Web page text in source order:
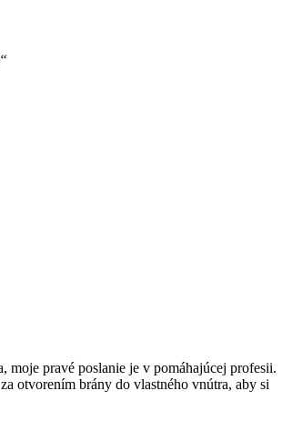
moje pravé poslanie je v pomáhajúcej profesii.
otvorením brány do vlastného vnútra, aby si